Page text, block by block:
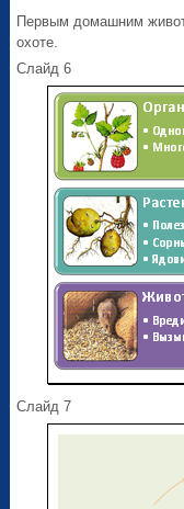
Первым домашним
охоте.
Слайд 6
Слайд 7